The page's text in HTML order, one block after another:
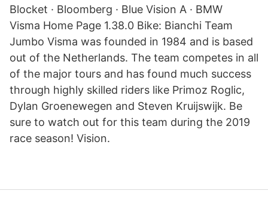
Blocket · Bloomberg · Blue Vision A · BMW
Visma Home Page 1.38.0 Bike: Bianchi Team
Jumbo Visma was founded in 1984 and is based
out of the Netherlands. The team competes in all
of the major tours and has found much success
through highly skilled riders like Primoz Roglic,
Dylan Groenewegen and Steven Kruijswijk. Be
sure to watch out for this team during the 2019
race season! Vision.